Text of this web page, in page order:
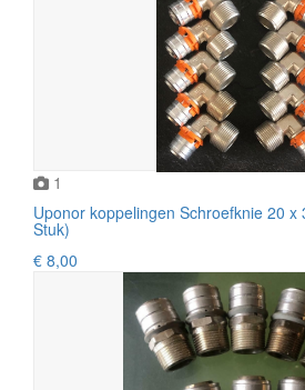
1
Uponor koppelingen Schroefknie 20 x
Stuk)
€ 8,00